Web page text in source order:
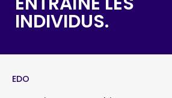
INDIVIDUS.
EDO